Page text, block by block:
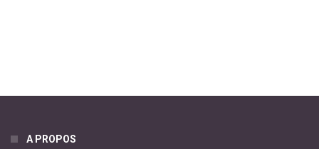
A PROPOS